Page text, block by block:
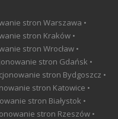
stron Warszawa •
stron Kraków •
stron Wrocław •
stron Gdańsk •
stron Bydgoszcz •
stron Katowice •
stron Białystok •
stron Rzeszów •